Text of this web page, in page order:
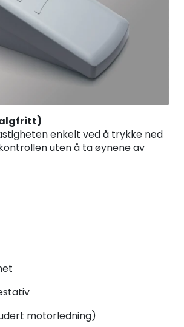
enkelt ved å trykke ned
uten å ta øynene av
motorledning)